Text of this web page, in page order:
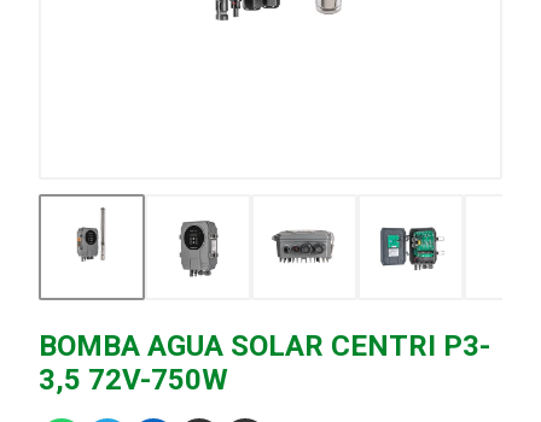
BOMBA AGUA SOLAR CENTRI P3-
3,5 72V-750W